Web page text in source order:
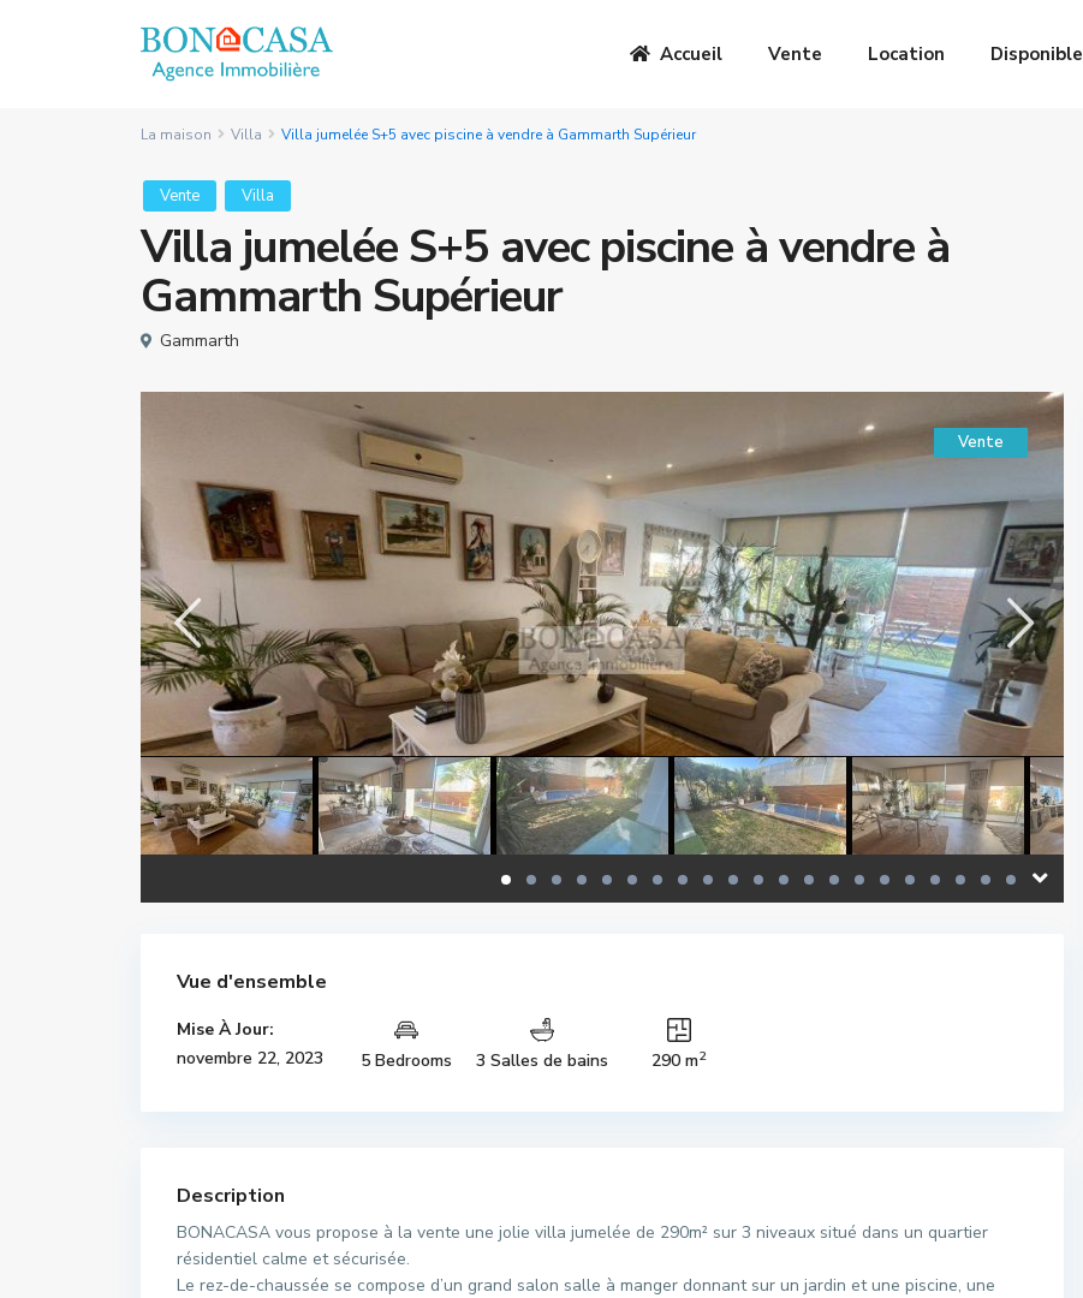
Accueil Vente Location Disponible
La maison Villa Villa jumelée S+5 avec piscine à vendre à Gammarth Supérieur
Vente Villa
Villa jumelée S+5 avec piscine à vendre à
Gammarth Supérieur
Gammarth
Vente
Vue d'ensemble
Mise À Jour:
novembre 22, 2023
5 Bedrooms 3 Salles de bains 290 m2
Description
BONACASA vous propose à la vente une jolie villa jumelée de 290m² sur 3 niveaux situé dans un quartier
résidentiel calme et sécurisée.
Le rez-de-chaussée se compose d’un grand salon salle à manger donnant sur un jardin et une piscine, une